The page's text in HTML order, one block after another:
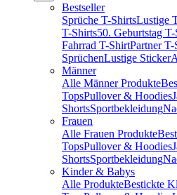
Bestseller
Sprüche T-ShirtsLustige
T-Shirts50. Geburtstag
Fahrrad T-ShirtPartner T-
SprüchenLustige Sticker
Männer
Alle Männer Produkte
TopsPullover & Hoodies
ShortsSportbekleidung
Frauen
Alle Frauen Produkte
TopsPullover & Hoodies
ShortsSportbekleidung
Kinder & Babys
Alle ProdukteBestickte